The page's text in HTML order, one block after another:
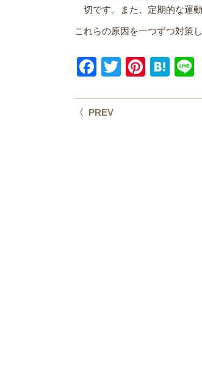
切です。また、定期的な運
これらの原因を一つずつ対策
Facebook
Twitter
〈 PREV